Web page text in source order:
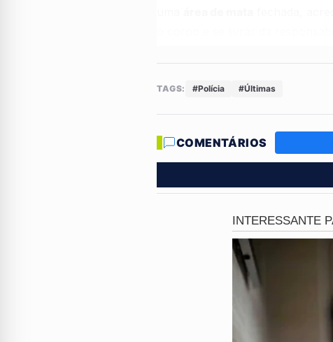
fechada,
o corpo e se livrar da
Apesar da gravidade dos
não havia sido divulgado
brutalidade relatada.
características do suspeito, as
foi localizado e detido,
cabíveis. A agilidade na prisão
O caso agora está sob a
circunstâncias e detalhes da
deverá responder por crimes
TAGS: #Polícia #Últimas
COMENTÁRIOS